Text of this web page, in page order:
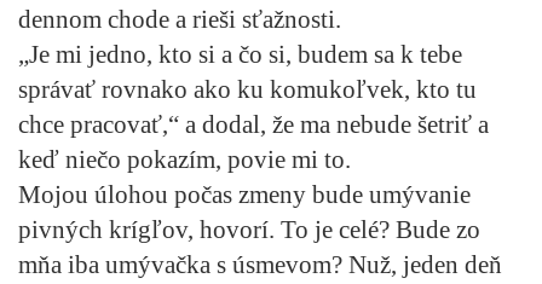
dennom chode a rieši sťažnosti.
„Je mi jedno, kto si a čo si, budem sa k tebe
správať rovnako ako ku komukoľvek, kto tu
chce pracovať,“ a dodal, že ma nebude šetriť a
keď niečo pokazím, povie mi to.
Mojou úlohou počas zmeny bude umývanie
pivných krígľov, hovorí. To je celé? Bude zo
mňa iba umývačka s úsmevom? Nuž, jeden deň